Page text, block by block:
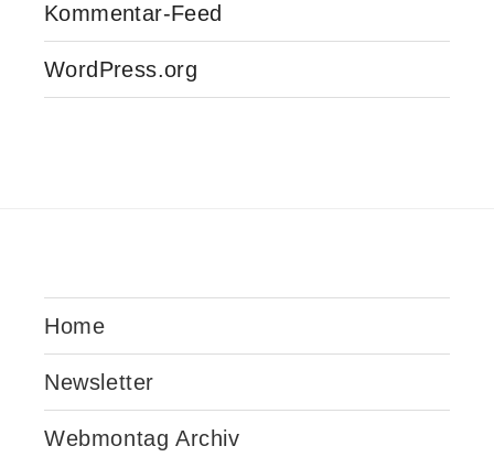
Kommentar-Feed
WordPress.org
Home
Newsletter
Webmontag Archiv